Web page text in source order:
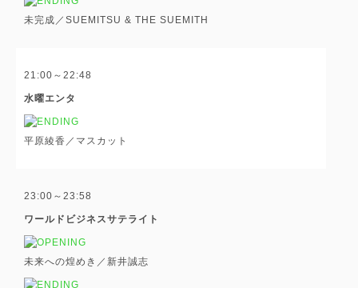
未完成／SUEMITSU & THE SUEMITH
21:00～22:48
水曜エンタ
平原綾香／マスカット
23:00～23:58
ワールドビジネスサテライト
未来への煌めき／新井誠志